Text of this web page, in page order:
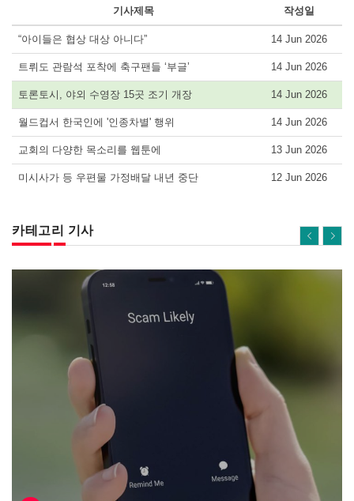
기사제목 작성일
“아이들은 협상 대상 아니다” 14 Jun 2026
트뤼도 관람석 포착에 축구팬들 ‘부글’ 14 Jun 2026
토론토시, 야외 수영장 15곳 조기 개장 14 Jun 2026
월드컵서 한국인에 '인종차별' 행위 14 Jun 2026
교회의 다양한 목소리를 웹툰에 13 Jun 2026
미시사가 등 우편물 가정배달 내년 중단 12 Jun 2026
카테고리 기사